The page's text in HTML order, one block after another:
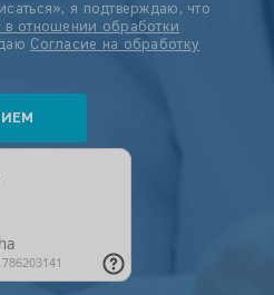
я подтверждаю, что
в отношении обработки
Согласие на обработку